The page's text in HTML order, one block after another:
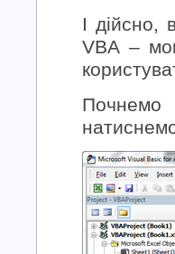
І дійсно,
VBA –